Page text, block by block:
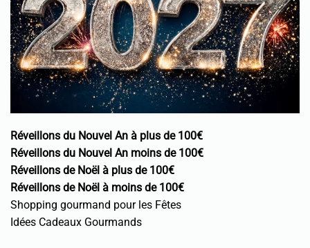
Réveillons du Nouvel An à plus de 100€
Réveillons du Nouvel An moins de 100€
Réveillons de Noël à plus de 100€
Réveillons de Noël à moins de 100€
Shopping gourmand pour les Fêtes
Idées Cadeaux Gourmands